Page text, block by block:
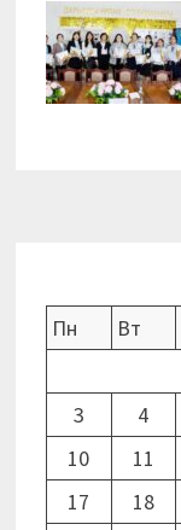
Пн
Вт
3
4
10
11
17
18